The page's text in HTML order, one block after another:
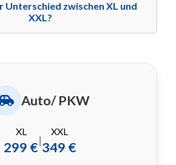
Unterschied zwischen XL und
XXL?
Auto/ PKW
XL
299 €|
XXL
349 €